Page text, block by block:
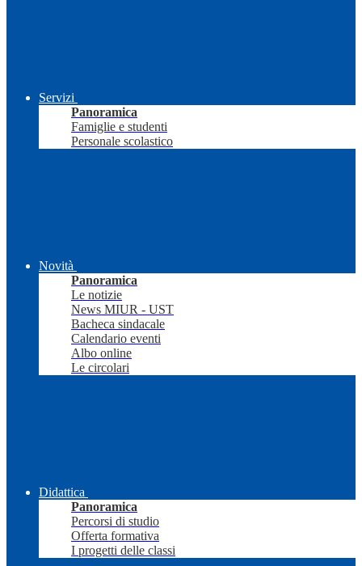
Servizi
Panoramica
Famiglie e studenti
Personale scolastico
Novità
Panoramica
Le notizie
News MIUR - UST
Bacheca sindacale
Calendario eventi
Albo online
Le circolari
Didattica
Panoramica
Percorsi di studio
Offerta formativa
I progetti delle classi